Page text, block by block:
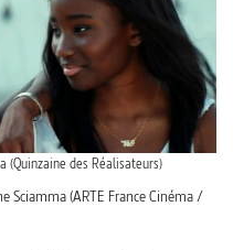
(Quinzaine des Réalisateurs)
Sciamma (ARTE France Cinéma /